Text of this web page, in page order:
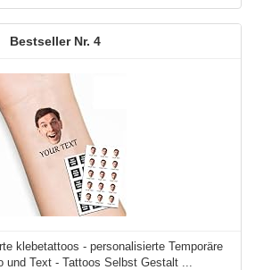
4
klebetattoos - personalisierte Temporäre
und Text - Tattoos Selbst Gestalt ...